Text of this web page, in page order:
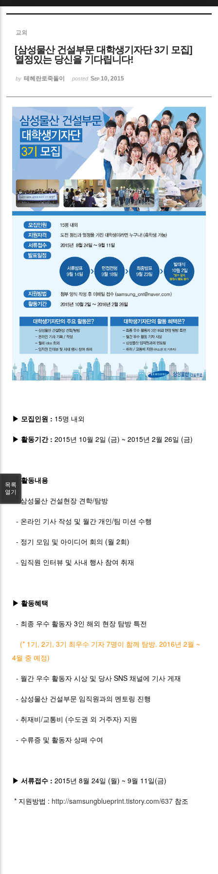
교외
[삼성물산 건설부문 대학생기자단 3기 모집]
열정있는 당신을 기다립니다!
by 테헤란로죽돌이 posted Sep 10, 2015
▶ 모집인원 : 15명 내외
▶ 활동기간 :2015년 10월 2일 (금) ~ 2015년 2월 26일 (금)
▶ 활동내용
- 삼성물산 건설현장 견학/탐방
- 온라인 기사 작성 및 월간 개인/팀 미션 수행
- 정기 모임 및 아이디어 회의 (월 2회)
- 임직원 인터뷰 및 사내 행사 참여 취재
▶ 활동혜택
- 최종 우수 활동자 3인 해외 현장 탐방 특전
(* 1기, 2기, 3기 최우수 기자 7명이 함께 탐방. 2016년 2월 ~
4월 중 예정)
- 월간 우수 활동자 시상 및 당사 SNS 채널에 기사 게재
- 삼성물산 건설부문 임직원과의 멘토링 진행
- 취재비/교통비 (수도권 외 거주자) 지원
- 수류증 및 활동자 상패 수여
▶ 서류접수 : 2015년 8월 24일 (월) ~ 9월 11일(금)
* 지원방법 : http://samsungblueprint.tistory.com/637 참조
목록
열기
Sketchbook5, 스케치북5
Sketchbook5, 스케치북5